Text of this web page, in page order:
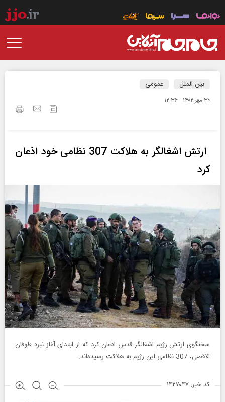
بین الملل عمومی
۳۰ مهر ۱۴۰۲ - ۱۲:۳۶
ارتش اشغالگر به هلاکت 307 نظامی خود اذعان
کرد
سخنگوی ارتش رژیم اشغالگر قدس اذعان کرد که از ابتدای آغاز نبرد طوفان
الاقصی، 307 نظامی این رژیم به هلاکت رسیده‌اند.
کد خبر: ۱۴۲۷۰۴۷